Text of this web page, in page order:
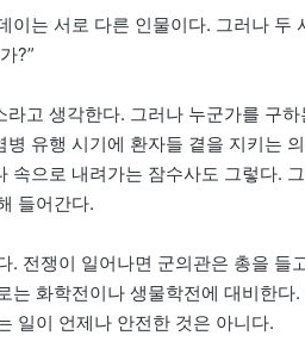
이는 서로 다른 인물이다. 그러나 두
?”
고 생각한다. 그러나 누군가를 구
유행 시기에 환자들 곁을 지키는
속으로 내려가는 잠수사도 그렇다.
들어간다.
. 전쟁이 일어나면 군의관은 총을 들
는 화학전이나 생물학전에 대비한
일이 언제나 안전한 것은 아니다.